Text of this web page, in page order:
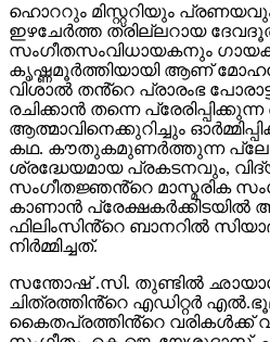
ഹൊററും മിസ്റ്ററിയും
ഇഴചേർത്ത ത്രില്ലറായ
സംഗീതസംവിധായകനും
കൃഷ്ണമൂർത്തിയായി ആണ്
വിശാൽ തൻ്റെ പ്രാരംഭ
രചിക്കാൻ തന്നെ
ആത്മാവിനെക്കുറിച്ചും
കഥ. കൗതുകമുണർത്തുന്ന
ശ്രദ്ധേയമായ പ്രകടനവും,
സംഗീതജ്ഞൻ്റെ മാസ്മരിക
കാണാൻ പ്രേക്ഷകർക്കിടയിൽ
ഫിലിംസിൻ്റെ ബാനറിൽ
നിർമ്മിച്ചത്.
സന്തോഷ്‌ .സി. തുണ്ടിൽ
ചിത്രത്തിൻ്റെ എഡിറ്റർ
കൈതപ്രത്തിൻ്റെ വരികൾക്ക്